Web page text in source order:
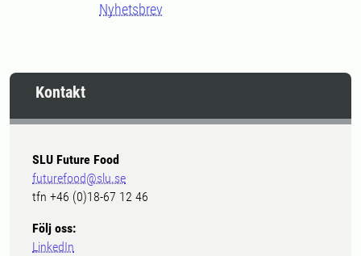
Nyhetsbrev
Kontakt
SLU Future Food
futurefood@slu.se
tfn +46 (0)18-67 12 46
Följ oss:
LinkedIn